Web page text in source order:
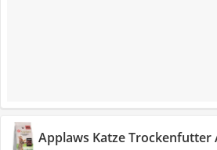
Applaws Katze Trockenfutter